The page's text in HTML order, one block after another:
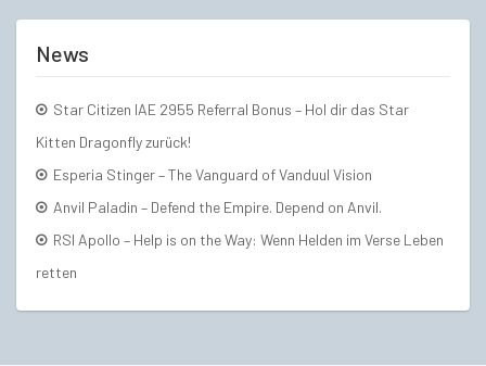
News
Star Citizen IAE 2955 Referral Bonus – Hol dir das Star
Kitten Dragonfly zurück!
Esperia Stinger – The Vanguard of Vanduul Vision
Anvil Paladin – Defend the Empire. Depend on Anvil.
RSI Apollo – Help is on the Way: Wenn Helden im Verse Leben
retten